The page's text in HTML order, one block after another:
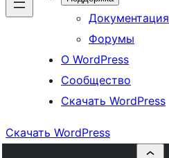
Документация
Форумы
О WordPress
Сообщество
Скачать WordPress
Скачать WordPress